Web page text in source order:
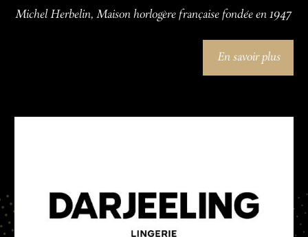
Michel Herbelin, Maison horlogère française fondée en 1947
En savoir plus